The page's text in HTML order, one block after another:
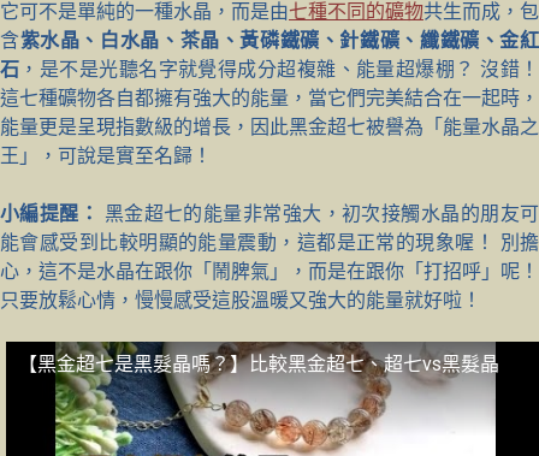
它可不是單純的一種水晶，而是由七種不同的礦物共生而成，包
含紫水晶、白水晶、茶晶、黃磷鐵礦、針鐵礦、纖鐵礦、金紅
石 ，是不是光聽名字就覺得成分超複雜、能量超爆棚？ 沒錯！
這七種礦物各自都擁有強大的能量，當它們完美結合在一起時，
能量更是呈現指數級的增長，因此黑金超七被譽為「能量水晶之
王」，可說是實至名歸！
小編提醒：
黑金超七的能量非常強大，初次接觸水晶的朋友可
能會感受到比較明顯的能量震動，這都是正常的現象喔！ 別擔
心，這不是水晶在跟你「鬧脾氣」，而是在跟你「打招呼」呢！
只要放鬆心情，慢慢感受這股溫暖又強大的能量就好啦！
【黑金超七是黑髮晶嗎？】比較黑金超七、超七vs黑髮晶